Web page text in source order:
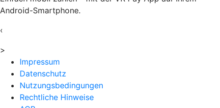
Android-Smartphone.
‹
>
Impressum
Datenschutz
Nutzungsbedingungen
Rechtliche Hinweise